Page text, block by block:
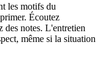
les motifs du
Écoutez
des notes. L'entretien
même si la situation